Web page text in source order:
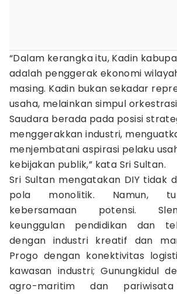
“Dalam kerangka itu, Kadin
adalah penggerak ekonomi
masing. Kadin bukan sekadar
usaha, melainkan simpul
Saudara berada pada posisi
menggerakkan industri,
menjembatani aspirasi pelaku
kebijakan publik,” kata Sri Sultan.
Sri Sultan mengatakan DIY tidak
pola monolitik. Namun,
kebersamaan potensi.
keunggulan pendidikan dan
dengan industri kreatif dan
Progo dengan konektivitas
kawasan industri; Gunungkidul
agro-maritim dan